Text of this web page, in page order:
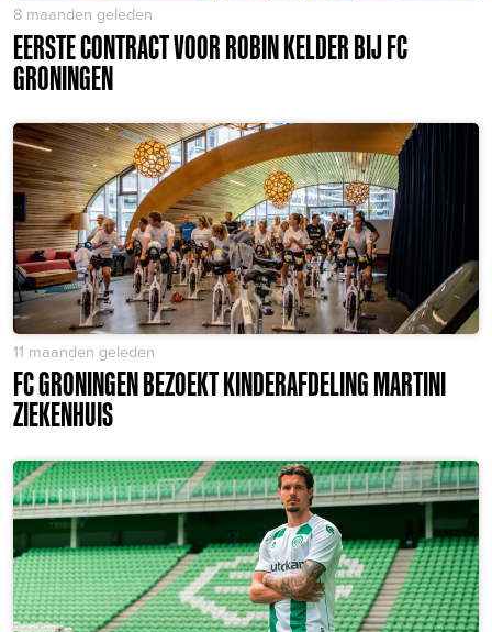
8 maanden geleden
EERSTE CONTRACT VOOR ROBIN KELDER BIJ FC
GRONINGEN
11 maanden geleden
FC GRONINGEN BEZOEKT KINDERAFDELING MARTINI
ZIEKENHUIS